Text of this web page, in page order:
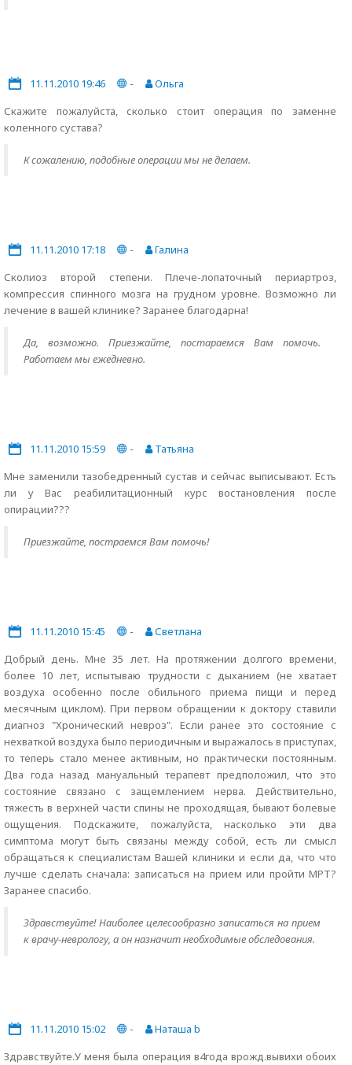
11.11.2010 19:46 -
Ольга
Скажите пожалуйста, сколько стоит операция по заменне
коленного сустава?
К сожалению, подобные операции мы не делаем.
11.11.2010 17:18 -
Галина
Сколиоз второй степени. Плече-лопаточный периартроз,
компрессия спинного мозга на грудном уровне. Возможно ли
лечение в вашей клинике? Заранее благодарна!
Да, возможно. Приезжайте, постараемся Вам помочь.
Работаем мы ежедневно.
11.11.2010 15:59 -
Татьяна
Мне заменили тазобедренный сустав и сейчас выписывают. Есть
ли у Вас реабилитационный курс востановления после
опирации???
Приезжайте, постраемся Вам помочь!
11.11.2010 15:45 -
Светлана
Добрый день. Мне 35 лет. На протяжении долгого времени,
более 10 лет, испытываю трудности с дыханием (не хватает
воздуха особенно после обильного приема пищи и перед
месячным циклом). При первом обращении к доктору ставили
диагноз "Хронический невроз". Если ранее это состояние с
нехваткой воздуха было периодичным и выражалось в приступах,
то теперь стало менее активным, но практически постоянным.
Два года назад мануальный терапевт предположил, что это
состояние связано с защемлением нерва. Действительно,
тяжесть в верхней части спины не проходящая, бывают болевые
ощущения. Подскажите, пожалуйста, насколько эти два
симптома могут быть связаны между собой, есть ли смысл
обращаться к специалистам Вашей клиники и если да, что что
лучше сделать сначала: записаться на прием или пройти МРТ?
Заранее спасибо.
Здравствуйте! Наиболее целесообразно записаться на прием
к врачу-неврологу, а он назначит необходимые обследования.
11.11.2010 15:02 -
Наташа b
Здравствуйте.У меня была операция в4года врожд.вывихи обоих